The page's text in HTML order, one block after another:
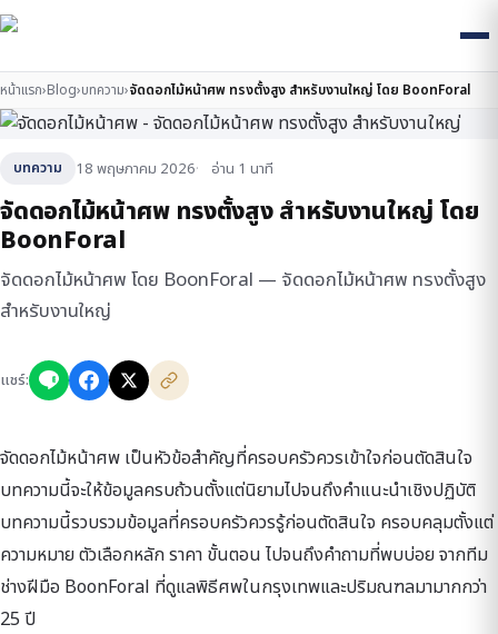
หน้าแรก›Blog›บทความ›จัดดอกไม้หน้าศพ ทรงตั้งสูง สำหรับงานใหญ่ โดย BoonForal
บทความ 18 พฤษภาคม 2026 อ่าน 1 นาที
จัดดอกไม้หน้าศพ ทรงตั้งสูง สำหรับงานใหญ่ โดย
BoonForal
จัดดอกไม้หน้าศพ โดย BoonForal — จัดดอกไม้หน้าศพ ทรงตั้งสูง
สำหรับงานใหญ่
แชร์:
จัดดอกไม้หน้าศพ เป็นหัวข้อสำคัญที่ครอบครัวควรเข้าใจก่อนตัดสินใจ
บทความนี้จะให้ข้อมูลครบถ้วนตั้งแต่นิยามไปจนถึงคำแนะนำเชิงปฏิบัติ
บทความนี้รวบรวมข้อมูลที่ครอบครัวควรรู้ก่อนตัดสินใจ ครอบคลุมตั้งแต่
ความหมาย ตัวเลือกหลัก ราคา ขั้นตอน ไปจนถึงคำถามที่พบบ่อย จากทีม
ช่างฝีมือ BoonForal ที่ดูแลพิธีศพในกรุงเทพและปริมณฑลมามากกว่า
25 ปี